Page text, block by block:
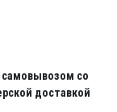
самовывозом со
доставкой